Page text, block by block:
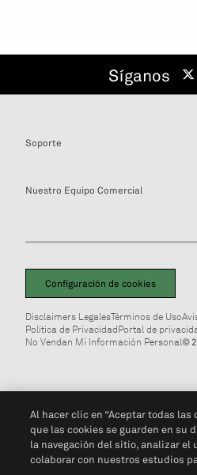
Síganos
Soporte
Nuestro Equipo Comercial
Configuración de cookies
Disclaimers LegalesTérminos de Uso
Política de PrivacidadPortal de
No Vendan Mi Información Personal©
Al hacer clic en “Aceptar todas las
que las cookies se guarden en su
la navegación del sitio, analizar el
colaborar con nuestros estudios